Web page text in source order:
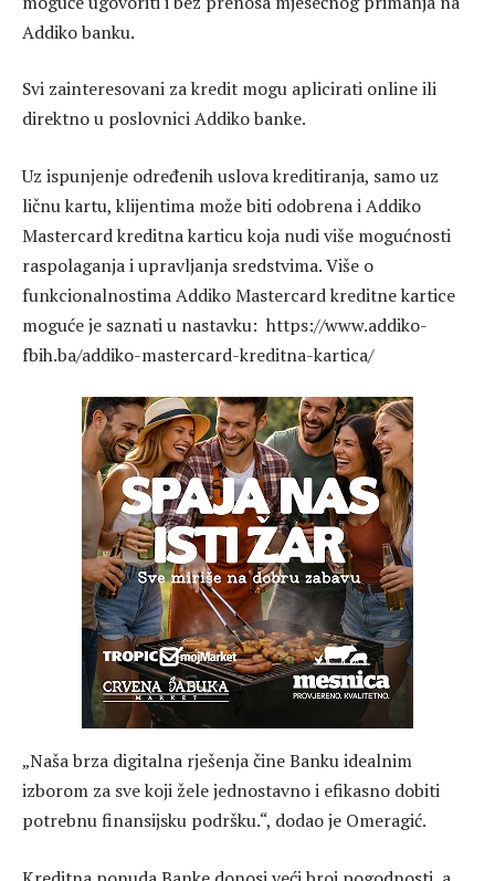
Addiko banku.
Svi zainteresovani za kredit mogu aplicirati online ili
direktno u poslovnici Addiko banke.
Uz ispunjenje određenih uslova kreditiranja, samo uz
ličnu kartu, klijentima može biti odobrena i Addiko
Mastercard kreditna karticu koja nudi više mogućnosti
raspolaganja i upravljanja sredstvima. Više o
funkcionalnostima Addiko Mastercard kreditne kartice
moguće je saznati u nastavku: https://www.addiko-
fbih.ba/addiko-mastercard-kreditna-kartica/
„Naša brza digitalna rješenja čine Banku idealnim
izborom za sve koji žele jednostavno i efikasno dobiti
potrebnu finansijsku podršku.“, dodao je Omeragić.